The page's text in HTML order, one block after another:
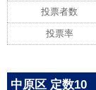
投票者数
投票率
中原区 定数10